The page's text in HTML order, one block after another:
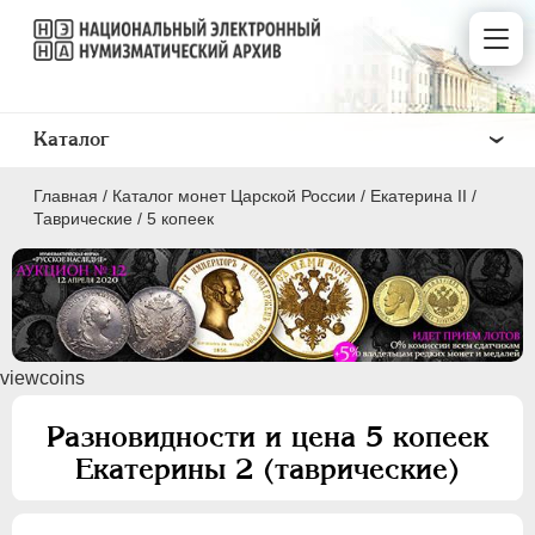
Главная / Каталог монет Царской России / Екатерина II /
Таврические / 5 копеек
viewcoins
Разновидности и цена 5 копеек
Екатерины 2 (таврические)
Каталог
ПEТР I 1699 - 1725
ЕКАТЕРИНА I
АННА ИОАННОВНА 1730-1740
ИОАНН АНТОНОВИЧ 1740-1741